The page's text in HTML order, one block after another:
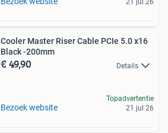
21 jul 26
Cooler Master Riser Cable PCIe 5.0 x16
Black -200mm
€ 49,90 Details
Bezoek website
Topadvertentie
21 jul 26